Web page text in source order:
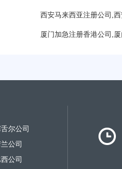
西安马来西亚注册公司,
厦门加急注册香港公司,
尔公司
公司
公司